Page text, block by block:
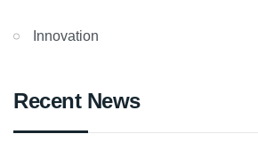
Innovation
Recent News